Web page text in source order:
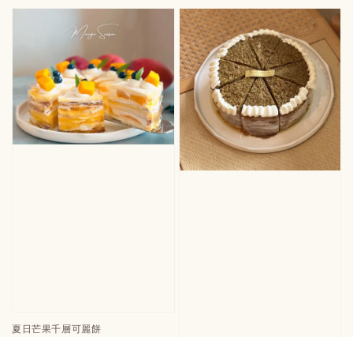
夏日芒果千層可麗餅